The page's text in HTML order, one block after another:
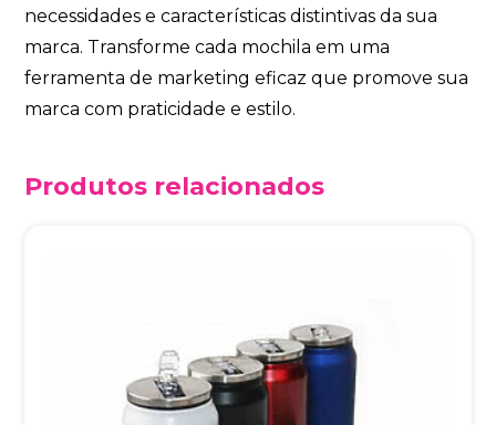
necessidades e características distintivas da sua
marca. Transforme cada mochila em uma
ferramenta de marketing eficaz que promove sua
marca com praticidade e estilo.
Produtos relacionados